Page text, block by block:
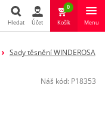
Hledat
Hledat Účet
0
Košík Menu
Sady těsnění WINDEROSA
Náš kód: P18353